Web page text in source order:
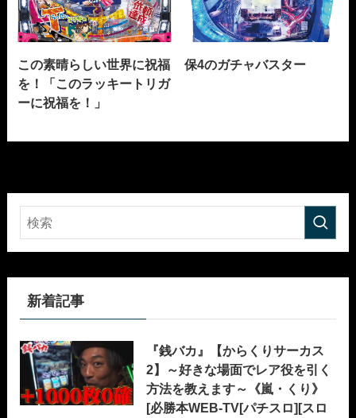
この素晴らしい世界に祝福
を！「このラッキートリガ
ーに祝福を！」
保4のガチャバスター
新着記事
『銭バカ』【からくりサーカス
2】～好きな場面でレア役を引く
方法を教えます～《嵐・くり》
[必勝本WEB-TV[パチスロ][スロ